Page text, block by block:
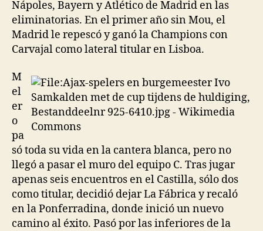
Nápoles, Bayern y Atlético de Madrid en las
eliminatorias. En el primer año sin Mou, el
Madrid le repescó y ganó la Champions con
Carvajal como lateral titular en Lisboa.
M
el
er
o
pa
só toda su vida en la cantera blanca, pero no
llegó a pasar el muro del equipo C. Tras jugar
apenas seis encuentros en el Castilla, sólo dos
como titular, decidió dejar La Fábrica y recaló
en la Ponferradina, donde inició un nuevo
camino al éxito. Pasó por las inferiores de la